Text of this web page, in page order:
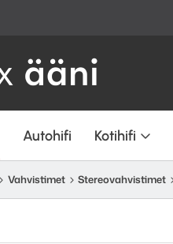
Autohifi Kotihifi
Vahvistimet Stereo­­vahvistimet